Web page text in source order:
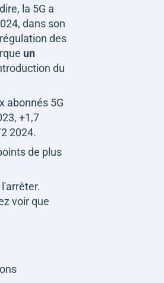
la 5G a
dans son
des
un
du
abonnés 5G
+1,7
2024.
de plus
voir que